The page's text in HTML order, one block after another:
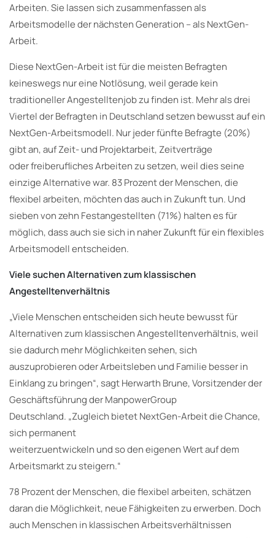
Arbeiten. Sie lassen sich zusammenfassen als
Arbeitsmodelle der nächsten Generation – als NextGen-
Arbeit.
Diese NextGen-Arbeit ist für die meisten Befragten
keineswegs nur eine Notlösung, weil gerade kein
traditioneller Angestelltenjob zu finden ist. Mehr als drei
Viertel der Befragten in Deutschland setzen bewusst auf ein
NextGen-Arbeitsmodell. Nur jeder fünfte Befragte (20%)
gibt an, auf Zeit- und Projektarbeit, Zeitverträge
oder freiberufliches Arbeiten zu setzen, weil dies seine
einzige Alternative war. 83 Prozent der Menschen, die
flexibel arbeiten, möchten das auch in Zukunft tun. Und
sieben von zehn Festangestellten (71%) halten es für
möglich, dass auch sie sich in naher Zukunft für ein flexibles
Arbeitsmodell entscheiden.
Viele suchen Alternativen zum klassischen
Angestelltenverhältnis
„Viele Menschen entscheiden sich heute bewusst für
Alternativen zum klassischen Angestelltenverhältnis, weil
sie dadurch mehr Möglichkeiten sehen, sich
auszuprobieren oder Arbeitsleben und Familie besser in
Einklang zu bringen“, sagt Herwarth Brune, Vorsitzender der
Geschäftsführung der ManpowerGroup
Deutschland. „Zugleich bietet NextGen-Arbeit die Chance,
sich permanent
weiterzuentwickeln und so den eigenen Wert auf dem
Arbeitsmarkt zu steigern.“
78 Prozent der Menschen, die flexibel arbeiten, schätzen
daran die Möglichkeit, neue Fähigkeiten zu erwerben. Doch
auch Menschen in klassischen Arbeitsverhältnissen